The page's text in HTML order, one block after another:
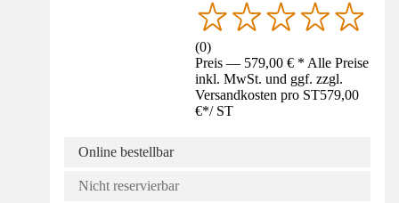
(0)
Preis — 579,00 € * Alle Preise
inkl. MwSt. und ggf. zzgl.
Versandkosten pro ST579,00
€*/ ST
Online bestellbar
Nicht reservierbar